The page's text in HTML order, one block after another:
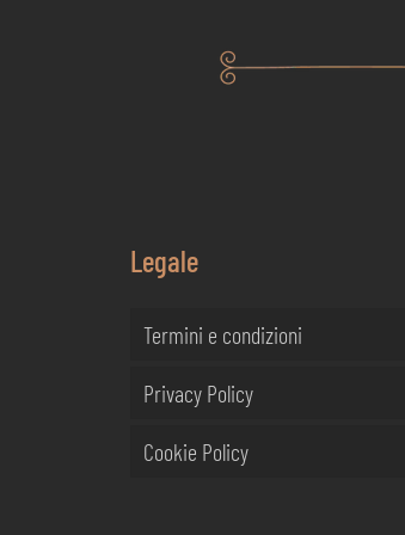
Legale
Termini e condizioni
Privacy Policy
Cookie Policy